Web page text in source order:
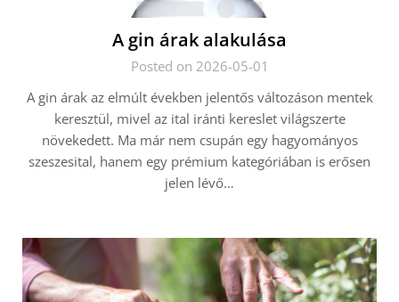
A gin árak alakulása
Posted on 2026-05-01
A gin árak az elmúlt években jelentős változáson mentek
keresztül, mivel az ital iránti kereslet világszerte
növekedett. Ma már nem csupán egy hagyományos
szeszesital, hanem egy prémium kategóriában is erősen
jelen lévő…